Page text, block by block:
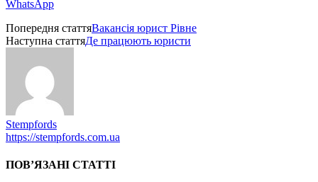
WhatsApp
Попередня статтяВакансія юрист Рівне
Наступна статтяДе працюють юристи
Stempfords
https://stempfords.com.ua
ПОВ’ЯЗАНІ СТАТТІ